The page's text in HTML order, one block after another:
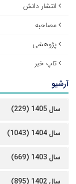
انتشار دانش
مصاحبه
پژوهشی
تاپ خبر
آرشیو
سال 1405 (229)
سال 1404 (1043)
سال 1403 (669)
سال 1402 (895)